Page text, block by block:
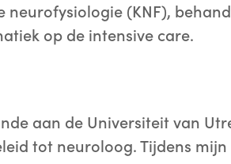
neurofysiologie (KNF),
op de intensive care.
aan de Universiteit van
tot neuroloog. Tijdens